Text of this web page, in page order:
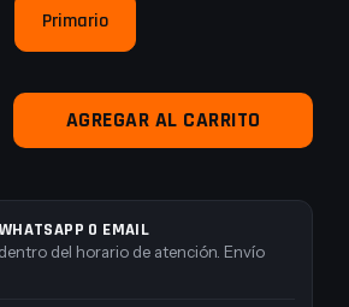
Primario
O EMAIL
del horario de atención. Envío